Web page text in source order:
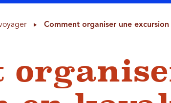
Comment organiser une